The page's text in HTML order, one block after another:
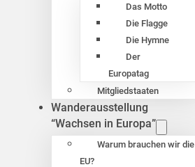
Das Motto
Die Flagge
Die Hymne
Der
Europatag
Mitgliedstaaten
Wanderausstellung
“Wachsen in Europa”
Warum brauchen wir die
EU?